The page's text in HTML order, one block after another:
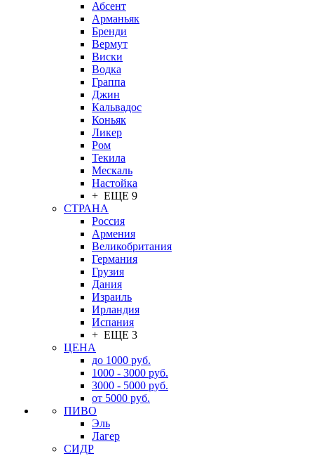
Абсент
Арманьяк
Бренди
Вермут
Виски
Водка
Граппа
Джин
Кальвадос
Коньяк
Ликер
Ром
Текила
Мескаль
Настойка
+ ЕЩЕ 9
СТРАНА
Россия
Армения
Великобритания
Германия
Грузия
Дания
Израиль
Ирландия
Испания
+ ЕЩЕ 3
ЦЕНА
до 1000 руб.
1000 - 3000 руб.
3000 - 5000 руб.
от 5000 руб.
ПИВО
Эль
Лагер
СИДР